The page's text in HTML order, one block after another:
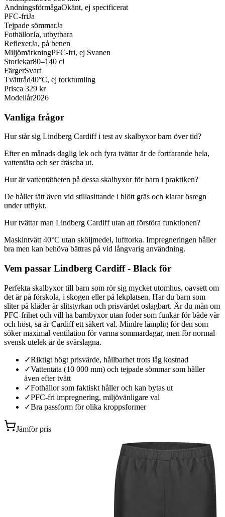
AndningsförmågaOkänt, ej specificerat
PFC-friJa
Tejpade sömmarJa
FothällorJa, utbytbara
ReflexerJa, på benen
MiljömärkningPFC-fri, ej Svanen
Storlekar80–140 cl
FärgerSvart
Tvättråd40°C, ej torktumling
Prisca 329 kr
Modellår2026
Vanliga frågor
Hur står sig Lindberg Cardiff i test av skalbyxor barn över tid?
Efter en månads daglig lek och fyra tvättar är de fortfarande hela,
vattentäta och ser fräscha ut.
Hur är vattentätheten på dessa skalbyxor för barn i praktiken?
De håller tätt även vid stillasittande i blött gräs och klarar ösregn
under utflykt.
Hur tvättar man Lindberg Cardiff utan att förstöra funktionen?
Maskintvätt 40°C utan sköljmedel, lufttorka. Impregneringen håller
bra men kan behöva bättras på vid långvarig användning.
Vem passar Lindberg Cardiff - Black för
Perfekta skalbyxor till barn som rör sig mycket utomhus, oavsett om
det är på förskola, i skogen eller på lekplatsen. Har du barn som
sliter på kläder är slitstyrkan och prisvärdet oslagbart. Är du mån om
PFC-frihet och vill ha barnbyxor utan foder som funkar för både vår
och höst, så är Cardiff ett säkert val. Mindre lämplig för den som
söker maximal ventilation för varma sommardagar, men för normal
svensk utelek är de svårslagna.
✓Riktigt högt prisvärde, hållbarhet trots låg kostnad
✓Vattentäta (10 000 mm) och tejpade sömmar som håller
även efter tvätt
✓Fothällor som faktiskt håller och kan bytas ut
✓PFC-fri impregnering, miljövänligare val
✓Bra passform för olika kroppsformer
Jämför pris